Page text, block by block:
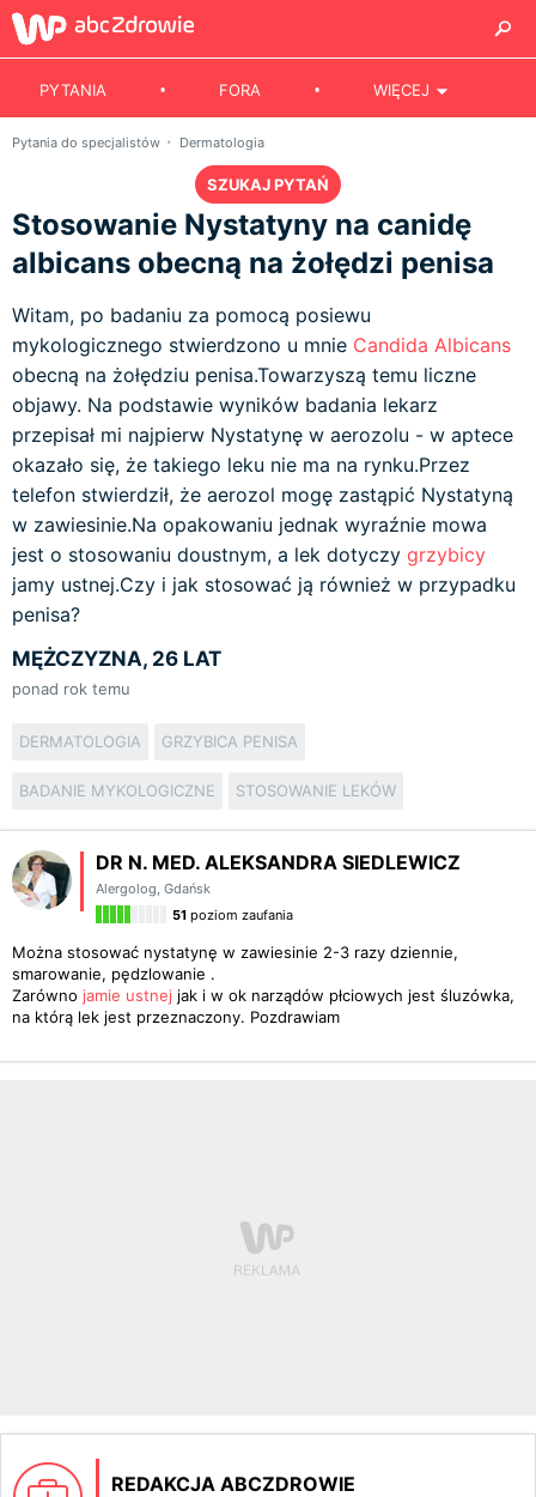
PYTANIA FORA WIĘCEJ
Pytania do specjalistów Dermatologia
SZUKAJ PYTAŃ
Stosowanie Nystatyny na canidę
albicans obecną na żołędzi penisa
Witam, po badaniu za pomocą posiewu
mykologicznego stwierdzono u mnie Candida Albicans
obecną na żołędziu penisa.Towarzyszą temu liczne
objawy. Na podstawie wyników badania lekarz
przepisał mi najpierw Nystatynę w aerozolu - w aptece
okazało się, że takiego leku nie ma na rynku.Przez
telefon stwierdził, że aerozol mogę zastąpić Nystatyną
w zawiesinie.Na opakowaniu jednak wyraźnie mowa
jest o stosowaniu doustnym, a lek dotyczy grzybicy
jamy ustnej.Czy i jak stosować ją również w przypadku
penisa?
MĘŻCZYZNA, 26 LAT
ponad rok temu
DERMATOLOGIA GRZYBICA PENISA
BADANIE MYKOLOGICZNE STOSOWANIE LEKÓW
DR N. MED. ALEKSANDRA SIEDLEWICZ
Alergolog, Gdańsk
51 poziom zaufania
Można stosować nystatynę w zawiesinie 2-3 razy dziennie,
smarowanie, pędzlowanie .
Zarówno jamie ustnej jak i w ok narządów płciowych jest śluzówka,
na którą lek jest przeznaczony. Pozdrawiam
REDAKCJA ABCZDROWIE